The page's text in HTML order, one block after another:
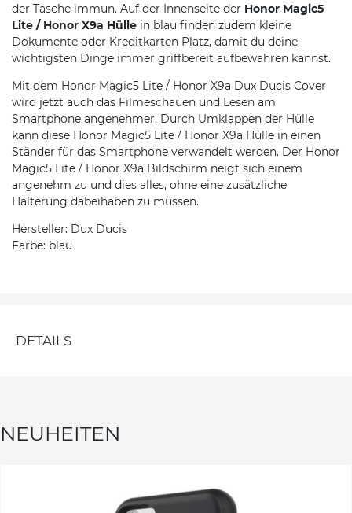
der Tasche immun. Auf der Innenseite der Honor Magic5
Lite / Honor X9a Hülle in blau finden zudem kleine
Dokumente oder Kreditkarten Platz, damit du deine
wichtigsten Dinge immer griffbereit aufbewahren kannst.
Mit dem Honor Magic5 Lite / Honor X9a Dux Ducis Cover
wird jetzt auch das Filmeschauen und Lesen am
Smartphone angenehmer. Durch Umklappen der Hülle
kann diese Honor Magic5 Lite / Honor X9a Hülle in einen
Ständer für das Smartphone verwandelt werden. Der Honor
Magic5 Lite / Honor X9a Bildschirm neigt sich einem
angenehm zu und dies alles, ohne eine zusätzliche
Halterung dabeihaben zu müssen.
Hersteller: Dux Ducis
Farbe: blau
DETAILS
NEUHEITEN